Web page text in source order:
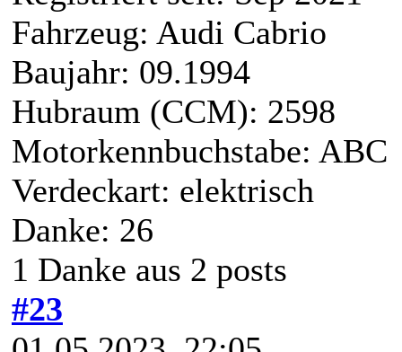
Fahrzeug: Audi Cabrio
Baujahr: 09.1994
Hubraum (CCM): 2598
Motorkennbuchstabe: ABC
Verdeckart: elektrisch
Danke: 26
1 Danke aus 2 posts
#23